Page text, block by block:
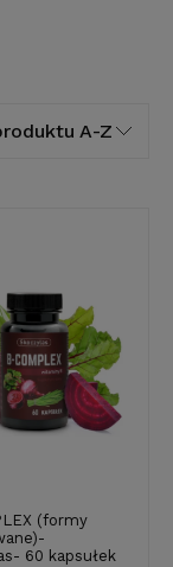
A-Z
(formy
60 kapsułek